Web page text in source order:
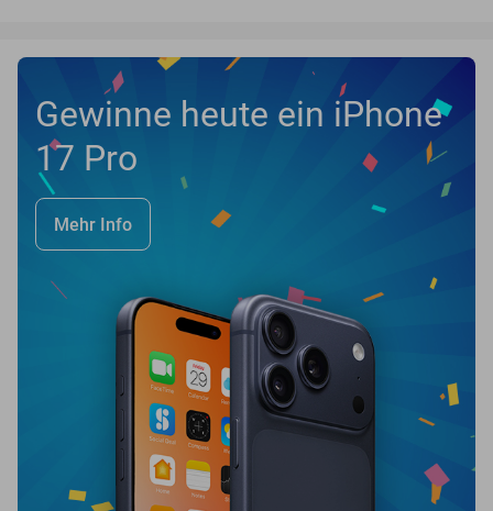
Gewinne heute ein iPhone
17 Pro
Mehr Info